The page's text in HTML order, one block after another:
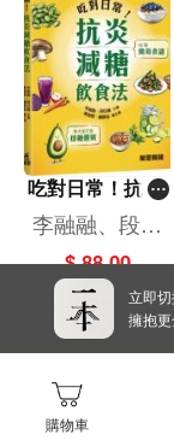
購物車
吃對日常！抗炎
減糖飲食法
李融融、段佳
麗,黃梨煜、顧
凱辰
$ 88.00
立即
擁抱更